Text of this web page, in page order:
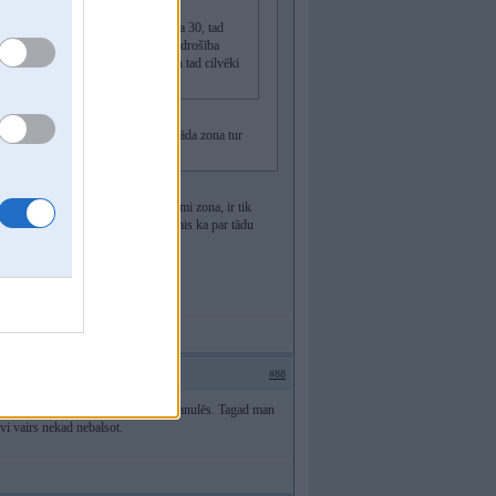
saliktas uz katra krustojuma 30, tad
atstāt zīmes, jo satiksmes drošība
nevis uzliekot vienu zīmi zona un tad cilvēki
tās zīmes nav no malām, tad nekāda zona tur
ielas uz Miera ielu nav uzlikuši zīmi zona, ir tik
ielas uz Miera ielas. Visstulbākais ka par tādu
#88
ceru, ka nākamā dome to visu anulēs. Tagad man
vairs nekad nebalsot.